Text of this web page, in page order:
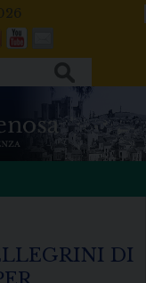
Youtube
Mail
DI